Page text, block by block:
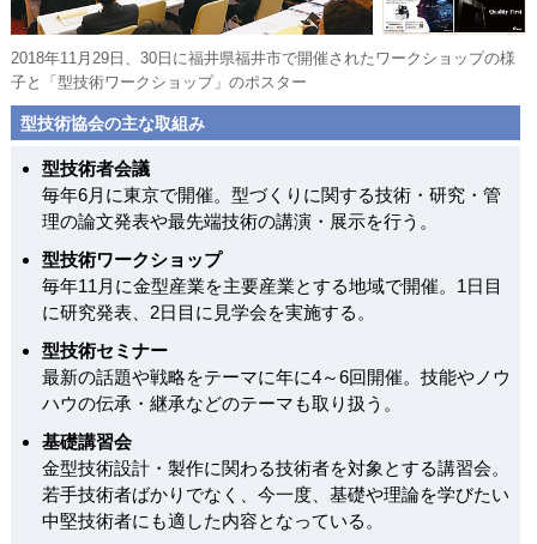
2018年11月29日、30日に福井県福井市で開催されたワークショップの様
子と「型技術ワークショップ」のポスター
型技術協会の主な取組み
型技術者会議
毎年6月に東京で開催。型づくりに関する技術・研究・管
理の論文発表や最先端技術の講演・展示を行う。
型技術ワークショップ
毎年11月に金型産業を主要産業とする地域で開催。1日目
に研究発表、2日目に見学会を実施する。
型技術セミナー
最新の話題や戦略をテーマに年に4～6回開催。技能やノウ
ハウの伝承・継承などのテーマも取り扱う。
基礎講習会
金型技術設計・製作に関わる技術者を対象とする講習会。
若手技術者ばかりでなく、今一度、基礎や理論を学びたい
中堅技術者にも適した内容となっている。